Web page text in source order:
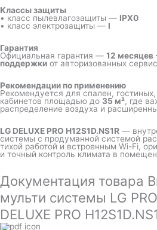
Классы защиты
• класс пылевлагозащиты — IPX0
• класс электрозащиты — I
Гарантия
Официальная гарантия — 12 месяцев
поддержки от авторизованных
Рекомендации по применению
Рекомендуется для спален,
кабинетов площадью до 35 м², где
распределение воздуха и
LG DELUXE PRO H12S1D.NS1R —
системы с продуманной системой
тихой работой и встроенным Wi-Fi,
и точный контроль климата в
Документация товара
мульти системы LG
DELUXE PRO